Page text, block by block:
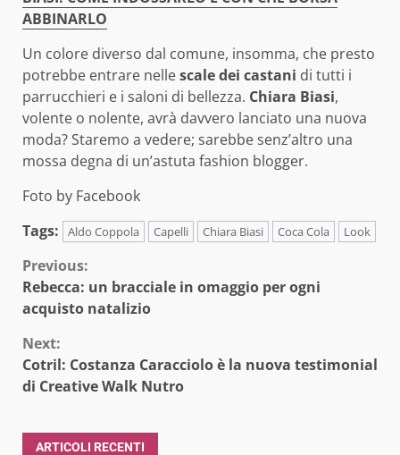
ABBINARLO
Un colore diverso dal comune, insomma, che presto
potrebbe entrare nellescale dei castani di tutti i
parrucchieri e i saloni di bellezza. Chiara Biasi,
volente o nolente, avrà davvero lanciato una nuova
moda? Staremo a vedere; sarebbe senz’altro una
mossa degna di un’astuta fashion blogger.
Foto by Facebook
Tags:
Aldo Coppola Capelli Chiara Biasi Coca Cola Look
Continue
Reading
Previous:
Rebecca: un bracciale in omaggio per ogni
acquisto natalizio
Next:
Cotril: Costanza Caracciolo è la nuova testimonial
di Creative Walk Nutro
ARTICOLI RECENTI